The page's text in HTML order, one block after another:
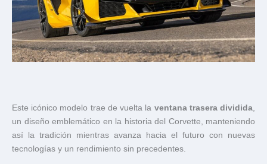
Este icónico modelo trae de vuelta la ventana trasera dividida,
un diseño emblemático en la historia del Corvette, manteniendo
así la tradición mientras avanza hacia el futuro con nuevas
tecnologías y un rendimiento sin precedentes.